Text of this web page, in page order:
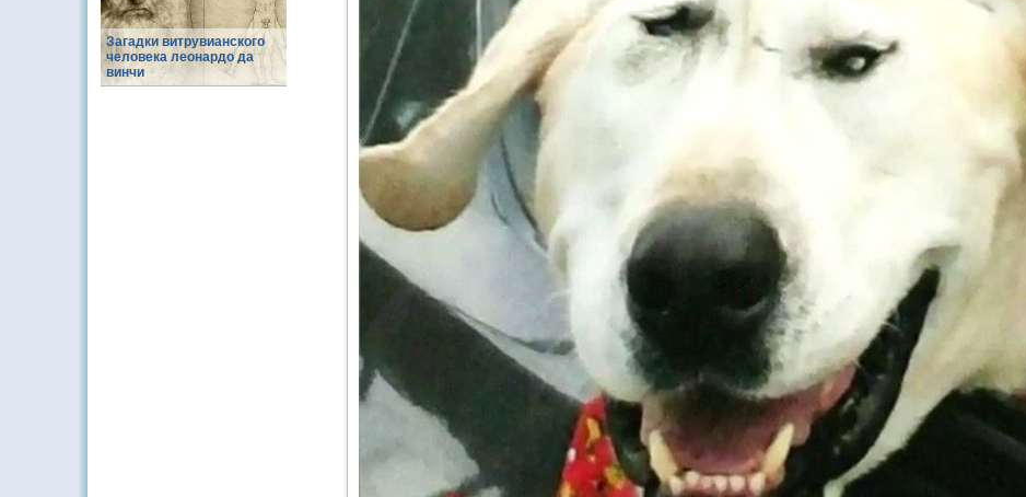
Загадки витрувианского
человека леонардо да
винчи